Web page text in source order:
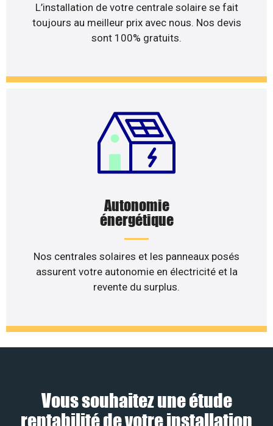
L’installation de votre centrale solaire se fait
toujours au meilleur prix avec nous. Nos devis
sont 100% gratuits.
Autonomie
énergétique
Nos centrales solaires et les panneaux posés
assurent votre autonomie en électricité et la
revente du surplus.
Vous souhaitez une étude
rentabilité de votre installation